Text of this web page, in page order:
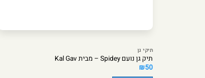
תיקי גן
תיק גן נועם Spidey – מבית Kal Gav
₪50